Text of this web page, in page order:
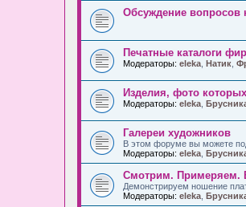
Обсуждение вопросов
Печатные каталоги
Модераторы: eleka Натик
Изделия, фото
Модераторы: eleka
Галереи художников
В этом форуме вы можете
Модераторы: eleka
Смотрим. Примеряем.
Демонстрируем ношение
Модераторы: eleka